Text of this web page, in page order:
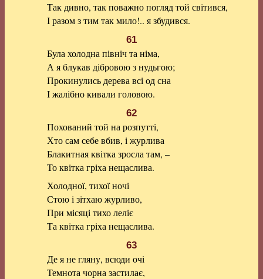
Так дивно, так поважно погляд той світився,
І разом з тим так мило!.. я збудився.
61
Була холодна північ та німа,
А я блукав дібровою з нудьгою;
Прокинулись дерева всі од сна
І жалібно кивали головою.
62
Похований той на розпутті,
Хто сам себе вбив, і журлива
Блакитная квітка зросла там, –
То квітка гріха нещаслива.
Холодної, тихої ночі
Стою і зітхаю журливо,
При місяці тихо леліє
Та квітка гріха нещаслива.
63
Де я не гляну, всюди очі
Темнота чорна застилає,